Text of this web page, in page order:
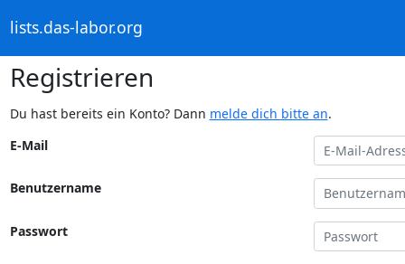
lists.das-labor.org
Registrieren
Du hast bereits ein Konto? Dann melde dich bitte an.
E-Mail
Benutzername
Passwort